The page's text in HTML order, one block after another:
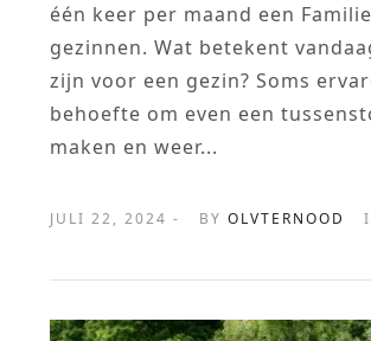
één keer per maand een
gezinnen. Wat betekent
zijn voor een gezin? Soms
behoefte om even een
maken en weer...
JULI 22, 2024 - BYOLVTERNOOD